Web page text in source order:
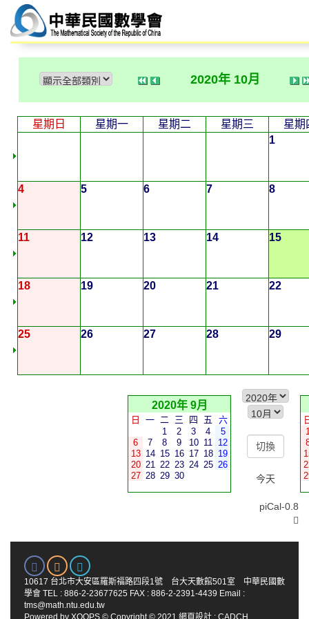
2020年 10月
星期日 星期一 星期二 星期三
星期
1
4 5 6 7 8
11 12 13 14 15
18 19 20 21 22
25 26 27 28 29
2020年 9月
日 一 二 三 四 五
六
1
2 3 4
5
6
7 8 9 10 11 12
13 14 15 16 17 18 19
20 21 22 23 24 25 26
27 28 29 30 今天
piCal-0.8
10617 台北市大安區羅斯福路四段1號 台大天數館501室 中華民國數
學會 TEL : 886-2-23677625 FAX : 886-2-2391-4439 Email :
tms@math.ntu.edu.tw
Powered by XOOPS © Copyright © 2021 網頁設計 : CADCH